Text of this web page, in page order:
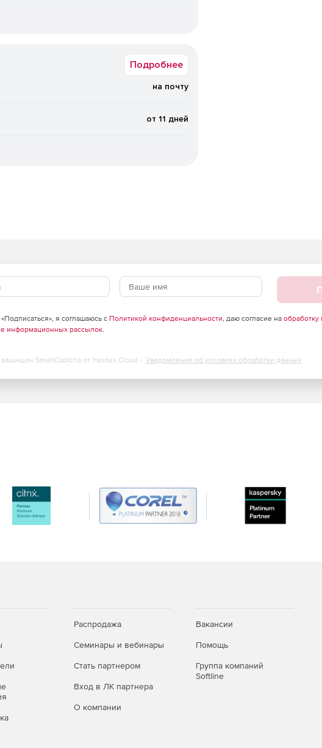
пояснительные записки, медиа
Подробнее
на почту
от 11 дней
я соглашаюсь с Политикой конфиденциальности, даю согласие на
информационных рассылок.
защищен SmartCaptcha от Yandex Cloud - Уведомление об условиях обработки данных
Распродажа
Семинары и вебинары
Стать партнером
Вход в ЛК партнера
О компании
Вакансии
Помощь
Группа компаний
Softline